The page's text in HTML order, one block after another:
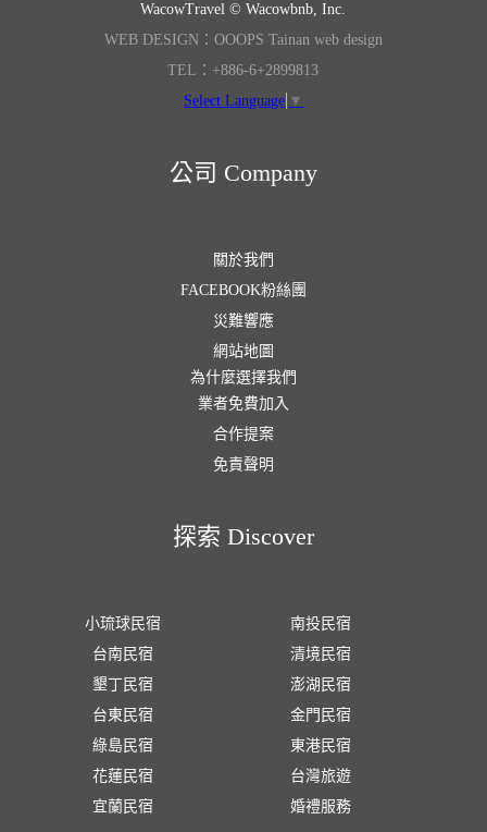
WacowTravel © Wacowbnb, Inc.
WEB DESIGN：OOOPS Tainan web design
TEL：+886-6+2899813
Select Language ▼
公司 Company
關於我們
FACEBOOK粉絲團
災難響應
網站地圖
為什麼選擇我們
業者免費加入
合作提案
免責聲明
探索 Discover
小琉球民宿
台南民宿
墾丁民宿
台東民宿
綠島民宿
花蓮民宿
宜蘭民宿
南投民宿
清境民宿
澎湖民宿
金門民宿
東港民宿
台灣旅遊
婚禮服務